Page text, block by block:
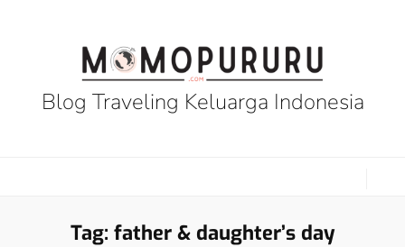
Blog Traveling Keluarga Indonesia
Tag: father & daughter’s day